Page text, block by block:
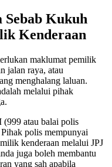
Sebab Kukuh
Kenderaan
maklumat pemilik
jalan raya, atau
menghalang laluan.
melalui pihak
atau balai polis
polis mempunyai
kenderaan melalui JPJ
juga boleh membantu
yang sah apabila